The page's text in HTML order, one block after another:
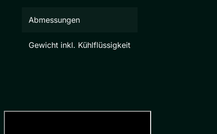
Abmessungen
Gewicht inkl. Kühlflüssigkeit